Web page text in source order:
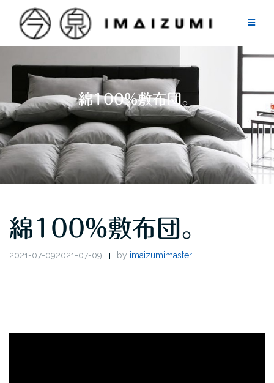
content
綿100%敷布団。
綿100%敷布団。
2021-07-092021-07-09 by imaizumimaster